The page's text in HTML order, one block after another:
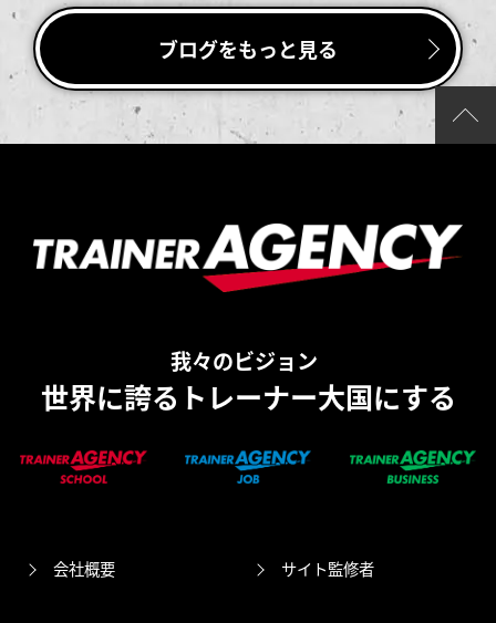
ブログをもっと見る
我々のビジョン
世界に誇るトレーナー大国にする
会社概要 サイト監修者